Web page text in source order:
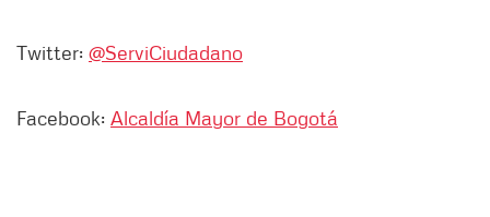
Twitter: @ServiCiudadano
Facebook: Alcaldía Mayor de Bogotá